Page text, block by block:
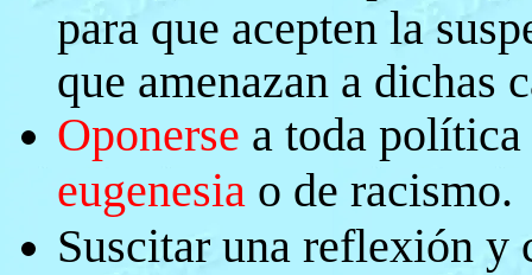
para que acepten la
que amenazan a dichas
Oponerse a toda política
eugenesia o de racismo.
Suscitar una reflexión